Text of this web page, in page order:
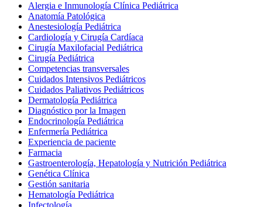
Alergia e Inmunología Clínica Pediátrica
Anatomía Patológica
Anestesiología Pediátrica
Cardiología y Cirugía Cardíaca
Cirugía Maxilofacial Pediátrica
Cirugía Pediátrica
Competencias transversales
Cuidados Intensivos Pediátricos
Cuidados Paliativos Pediátricos
Dermatología Pediátrica
Diagnóstico por la Imagen
Endocrinología Pediátrica
Enfermería Pediátrica
Experiencia de paciente
Farmacia
Gastroenterología, Hepatología y Nutrición Pediátrica
Genética Clínica
Gestión sanitaria
Hematología Pediátrica
Infectología